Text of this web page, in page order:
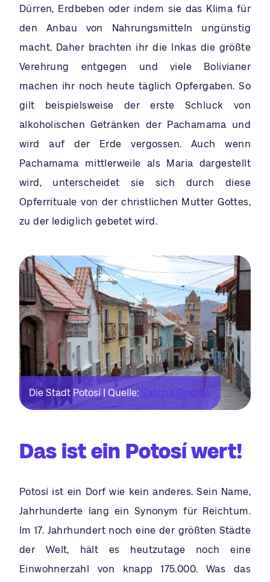
Dürren, Erdbeben oder indem sie das Klima für
den Anbau von Nahrungsmitteln ungünstig
macht. Daher brachten ihr die Inkas die größte
Verehrung entgegen und viele Bolivianer
machen ihr noch heute täglich Opfergaben. So
gilt beispielsweise der erste Schluck von
alkoholischen Getränken der Pachamama und
wird auf der Erde vergossen. Auch wenn
Pachamama mittlerweile als Maria dargestellt
wird, unterscheidet sie sich durch diese
Opferrituale von der christlichen Mutter Gottes,
zu der lediglich gebetet wird.
Die Stadt Potosí | Quelle: Sascha Grabow
Das ist ein Potosí wert!
Potosí ist ein Dorf wie kein anderes. Sein Name,
Jahrhunderte lang ein Synonym für Reichtum.
Im 17. Jahrhundert noch eine der größten Städte
der Welt, hält es heutzutage noch eine
Einwohnerzahl von knapp 175.000. Was das